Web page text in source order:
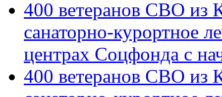
400 ветеранов СВО из
санаторно-курортное
центрах Соцфонда с
400 ветеранов СВО из